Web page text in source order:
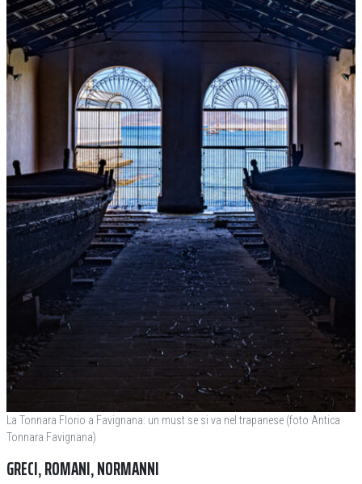
La Tonnara Florio a Favignana: un must se si va nel trapanese (foto Antica
Tonnara Favignana)
GRECI, ROMANI, NORMANNI